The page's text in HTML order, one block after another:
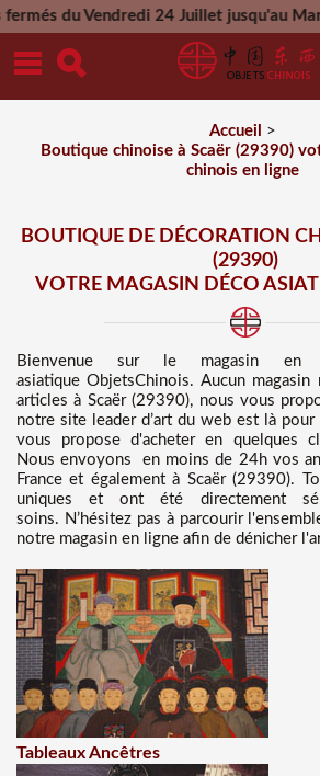
Vendredi 24 Juillet jusqu'au Mardi 25
Mercredi 26 Aout
Accueil
>
Boutique chinoise à Scaër (29390)
chinois en ligne
BOUTIQUE DE DÉCORATION
(29390)
VOTRE MAGASIN DÉCO
Bienvenue sur
le magasin en
asiatiqueObjetsChinois. Aucun
articles à Scaër (29390), nous vous
notre site leader d’art du web est là
vous propose d'acheter en quelques
Nousenvoyons en moins de 24h vos
France et également à Scaër (29390).
uniques et ont été directement
soins. N’hésitez pas à parcourir
notre magasin en ligne afin de dénicher
Tableaux Ancêtres